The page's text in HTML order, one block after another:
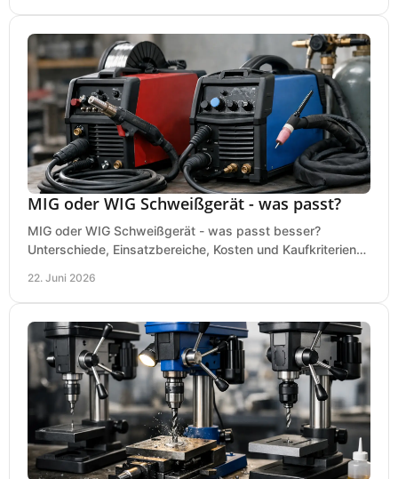
MIG oder WIG Schweißgerät - was passt?
MIG oder WIG Schweißgerät - was passt besser?
Unterschiede, Einsatzbereiche, Kosten und Kaufkriterien
22. Juni 2026